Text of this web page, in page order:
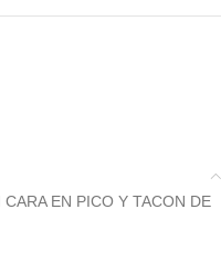
EN PICO Y TACON DE